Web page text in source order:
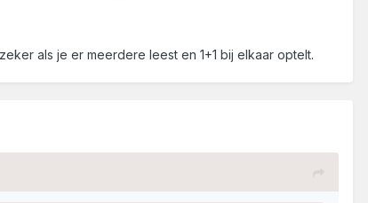
als je er meerdere leest en 1+1 bij elkaar optelt.